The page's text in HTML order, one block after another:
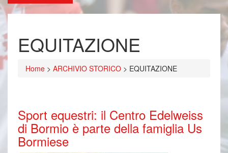
EQUITAZIONE
Home > ARCHIVIO STORICO > EQUITAZIONE
Sport equestri: il Centro Edelweiss
di Bormio è parte della famiglia Us
Bormiese